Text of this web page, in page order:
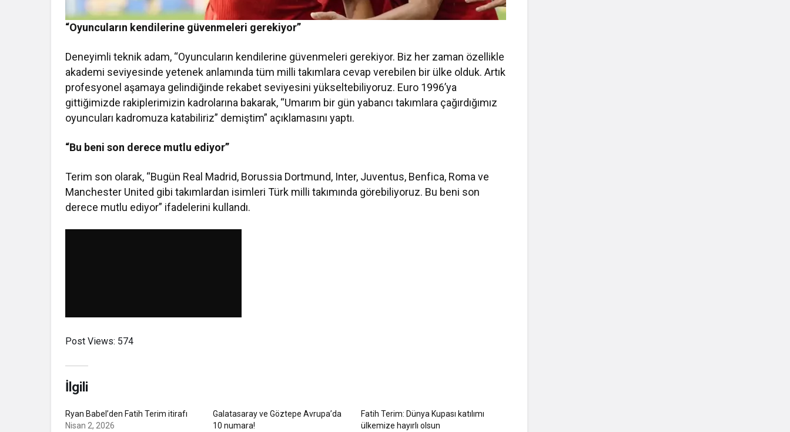
“Oyuncuların kendilerine güvenmeleri gerekiyor”
Deneyimli teknik adam, “Oyuncuların kendilerine güvenmeleri gerekiyor. Biz her zaman özellikle
akademi seviyesinde yetenek anlamında tüm milli takımlara cevap verebilen bir ülke olduk. Artık
profesyonel aşamaya gelindiğinde rekabet seviyesini yükseltebiliyoruz. Euro 1996’ya
gittiğimizde rakiplerimizin kadrolarına bakarak, “Umarım bir gün yabancı takımlara çağırdığımız
oyuncuları kadromuza katabiliriz” demiştim” açıklamasını yaptı.
“Bu beni son derece mutlu ediyor”
Terim son olarak, “Bugün Real Madrid, Borussia Dortmund, Inter, Juventus, Benfica, Roma ve
Manchester United gibi takımlardan isimleri Türk milli takımında görebiliyoruz. Bu beni son
derece mutlu ediyor” ifadelerini kullandı.
Post Views: 574
İlgili
Ryan Babel’den Fatih Terim itirafı
Nisan 2, 2026
Galatasaray ve Göztepe Avrupa’da
10 numara!
Fatih Terim: Dünya Kupası katılımı
ülkemize hayırlı olsun